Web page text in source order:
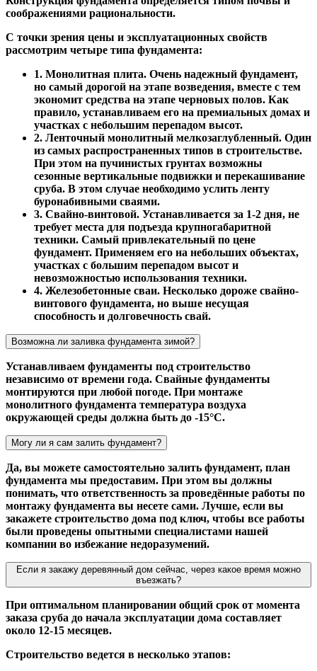
соображениями рациональности.
С точки зрения цены и эксплуатационных свойств
рассмотрим четыре типа фундамента:
1. Монолитная плита. Очень надежный фундамент,
но самый дорогой на этапе возведения, вместе с тем
экономит средства на этапе черновых полов. Как
правило, устанавливаем его на премиальных домах и
участках с небольшим перепадом высот.
2. Ленточный монолитный мелкозаглубленный. Один
из самых распространенных типов в строительстве.
При этом на пучинистых грунтах возможны
сезонные вертикальные подвижки и перекашивание
сруба. В этом случае необходимо услить ленту
буронабивными сваями.
3. Свайно-винтовой. Устанавливается за 1-2 дня, не
требует места для подъезда крупногабаритной
техники. Самый привлекательный по цене
фундамент. Применяем его на небольших объектах,
участках с большим перепадом высот и
невозможностью использования техники.
4. Железобетонные сваи. Несколько дороже свайно-
винтового фундамента, но выше несущая
способность и долговечность свай.
Возможна ли заливка фундамента зимой?
Устанавливаем фундаменты под строительство
независимо от времени года. Свайные фундаменты
монтируются при любой погоде. При монтаже
монолитного фундамента температура воздуха
окружающей среды должна быть до -15°С.
Могу ли я сам залить фундамент?
Да, вы можете самостоятельно залить фундамент, план
фундамента мы предоставим. При этом вы должны
понимать, что ответственность за проведённые работы по
монтажу фундамента вы несете сами. Лучше, если вы
закажете строительство дома под ключ, чтобы все работы
были проведены опытными специалистами нашей
компании во избежание недоразумений.
Если я закажу деревянный дом сейчас, через какое время можно
въезжать?
При оптимальном планировании общий срок от момента
заказа сруба до начала эксплуатации дома составляет
около 12-15 месяцев.
Строительство ведется в несколько этапов: